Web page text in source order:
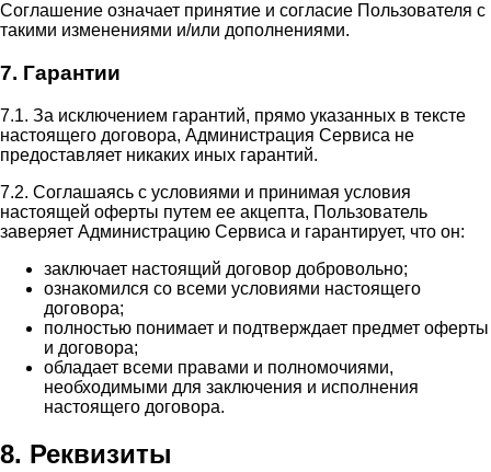
Соглашение означает принятие и согласие Пользователя с
такими изменениями и/или дополнениями.
7. Гарантии
7.1. За исключением гарантий, прямо указанных в тексте
настоящего договора, Администрация Сервиса не
предоставляет никаких иных гарантий.
7.2. Соглашаясь с условиями и принимая условия
настоящей оферты путем ее акцепта, Пользователь
заверяет Администрацию Сервиса и гарантирует, что он:
заключает настоящий договор добровольно;
ознакомился со всеми условиями настоящего
договора;
полностью понимает и подтверждает предмет оферты
и договора;
обладает всеми правами и полномочиями,
необходимыми для заключения и исполнения
настоящего договора.
8. Реквизиты